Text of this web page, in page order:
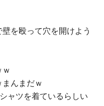
を殴って穴を開けよう
んまだｗ
ャツを着ているらしい